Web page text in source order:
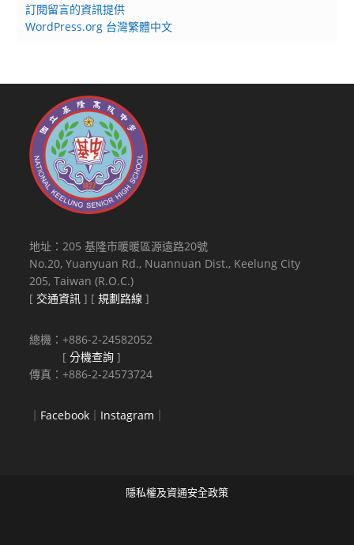
訂閱留言的資訊提供
WordPress.org 台灣繁體中文
地址：205 基隆市暖暖區源遠路20號
No.20, Yuanyuan Rd., Nuannuan Dist., Keelung City
205, Taiwan (R.O.C.)
[ 交通資訊 ] [規劃路線 ]
總機：+886-2-24582052
[分機查詢 ]
傳真：+886-2-24573724
｜ Facebook ｜ Instagram ｜
隱私權及資通安全政策